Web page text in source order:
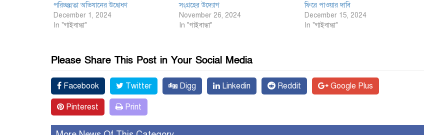
পরিচ্ছন্নতা অভিযানের উদ্বোধণ
December 1, 2024
In "গাইবান্ধা"
সংগ্রহের উদ্যোগ
November 26, 2024
In "গাইবান্ধা"
ফিরে পাওয়ার দাবি
December 15, 2024
In "গাইবান্ধা"
Please Share This Post in Your Social Media
Facebook Twitter Digg Linkedin Reddit Google Plus
Pinterest Print